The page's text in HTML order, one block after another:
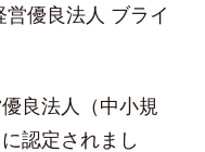
優良法人 ブライ
良法人（中小規
認定されまし